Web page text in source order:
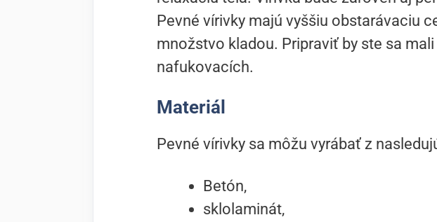
Pevné vírivky majú vyššiu obstarávaciu
množstvo kladou. Pripraviť by ste sa
nafukovacích.
Materiál
Pevné vírivky sa môžu vyrábať z
Betón,
sklolaminát,